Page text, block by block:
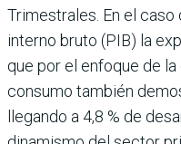
Trimestrales. En el
interno bruto (PIB) la
que por el enfo­que de
consumo también
llegando a 4,8 % de